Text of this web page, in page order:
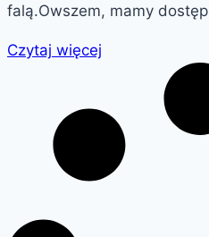
falą.Owszem, mamy dostęp
Czytaj więcej